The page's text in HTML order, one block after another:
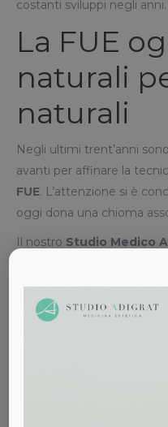
costanti sviluppi negli anni.
La FUE
naturali
naturali
Negli ultimi trent’anni
avanti per affinare la
FUE. L’attenzione si è
oggi dona una chioma
Il nostro Studio Medico
avanzati ed efficaci di
per i capelli :contattaci
tutti i vantaggi della